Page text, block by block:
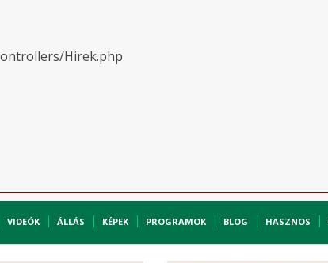
Hirek.php
VIDEÓK ÁLLÁS KÉPEK PROGRAMOK BLOG HASZNOS